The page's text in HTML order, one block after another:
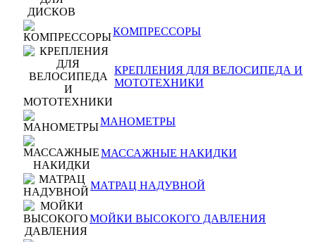
КОМПРЕССОРЫ
КРЕПЛЕНИЯ ДЛЯ ВЕЛОСИПЕДА И
МОТОТЕХНИКИ
МАНОМЕТРЫ
МАССАЖНЫЕ НАКИДКИ
МАТРАЦ НАДУВНОЙ
МОЙКИ ВЫСОКОГО ДАВЛЕНИЯ